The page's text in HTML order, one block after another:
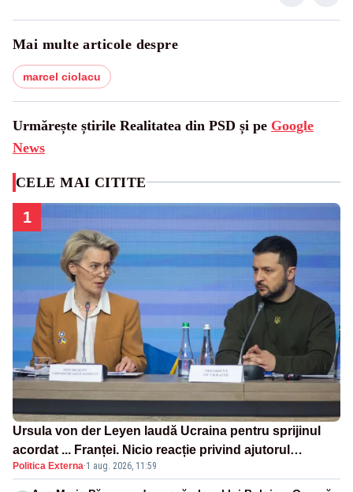
Mai multe articole despre
marcel ciolacu
Urmărește știrile Realitatea din PSD și pe Google
News
CELE MAI CITITE
1
Ursula von der Leyen laudă Ucraina pentru sprijinul
acordat ... Franței. Nicio reacție privind ajutorul
energetic promis României
Politica Externa·1 aug. 2026, 11:59